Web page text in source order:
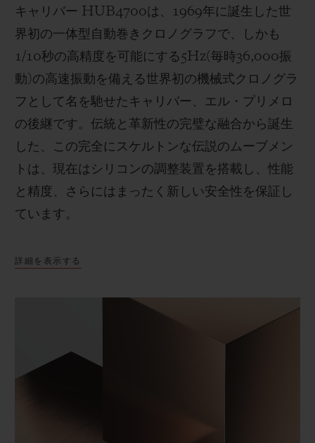
キャリバー HUB4700は、 1969年に誕生した世
界初の一体型自動巻きクロノグラフで、しかも
1/10秒の高精度を可能にする 5Hz(毎時36,000振
動 )の高速振動を備える世界初の機械式クロノグラ
フとして名を馳せたキャリバー、エル・プリメロ
の後継です。伝統と革新性の完璧な融合から誕生
した、この完全にスケルトンな伝説のムーブメン
トは、現在はシリコンの調整装置を搭載し、性能
と精度、さらにはまったく新しい安全性を保証し
ています。
詳細を表示する